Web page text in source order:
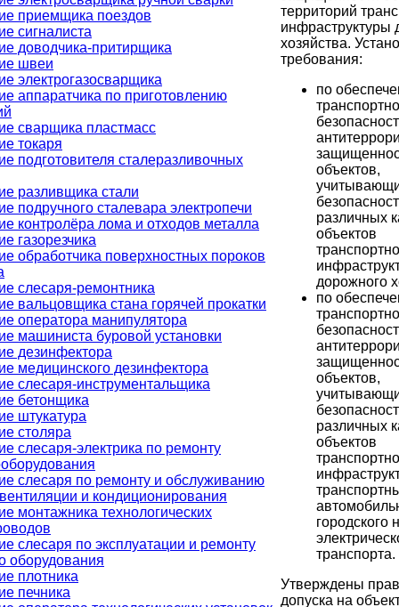
приемщика поездов
сигналиста
доводчика-притирщика
швеи
электрогазосварщика
аппаратчика по приготовлению
сварщика пластмасс
токаря
подготовителя сталеразливочных
разливщика стали
подручного сталевара электропечи
контролёра лома и отходов металла
газорезчика
обработчика поверхностных пороков
слесаря-ремонтника
вальцовщика стана горячей прокатки
оператора манипулятора
машиниста буровой установки
дезинфектора
медицинского дезинфектора
слесаря-инструментальщика
бетонщика
штукатура
столяра
слесаря-электрика по ремонту
слесаря по ремонту и обслуживанию
и кондиционирования
монтажника технологических
слесаря по эксплуатации и ремонту
оборудования
плотника
печника
территорий
инфраструктуры
хозяйства.
требования:
по
объектов,
различных
объектов
дорожного
по
объектов,
различных
объектов
городского
транспорта.
Утверждены
допуска на